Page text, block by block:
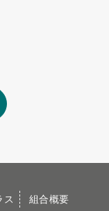
ス 組合概要